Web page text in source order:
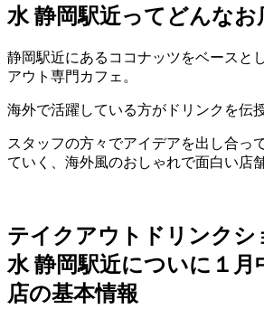
水 静岡駅近ってどんなお
静岡駅近にあるココナッツをベースと
アウト専門カフェ。
海外で活躍している方がドリンクを伝授
スタッフの方々でアイデアを出し合っ
ていく、海外風のおしゃれで面白い店
テイクアウトドリンクシ
水 静岡駅近についに１月
店の基本情報